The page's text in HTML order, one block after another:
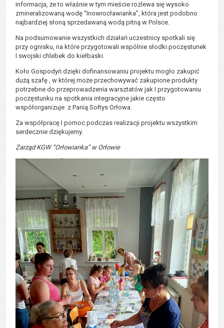
informacja, że to właśnie w tym mieście rozlewa się wysoko
zmineralizowaną wodę “Inowrocławianka”, która jest podobno
najbardziej słoną sprzedawaną wodą pitną w Polsce.
Na podsumowanie wszystkich działań uczestnicy spotkali się
przy ognisku, na które przygotowali wspólnie słodki poczęstunek
I swojski chlebek do kiełbaski.
Koło Gospodyń dzięki dofinansowaniu projektu mogło zakupić
dużą szafę , w której może przechowywać zakupione produkty
potrzebne do przeprowadzenia warsztatów jak I przygotowaniu
poczęstunku na spotkania integracyjne jakie często
współorganizuje z Panią Sołtys Orłowa.
Za współpracę I pomoc podczas realizacji projektu wszystkim
serdecznie dziękujemy.
Zarząd KGW “Orłowianka” w Orłowie